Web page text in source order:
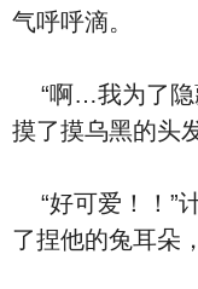
气呼呼滴。
“啊…我为了隐
摸了摸乌黑的头
“好可爱！！”
了捏他的兔耳朵